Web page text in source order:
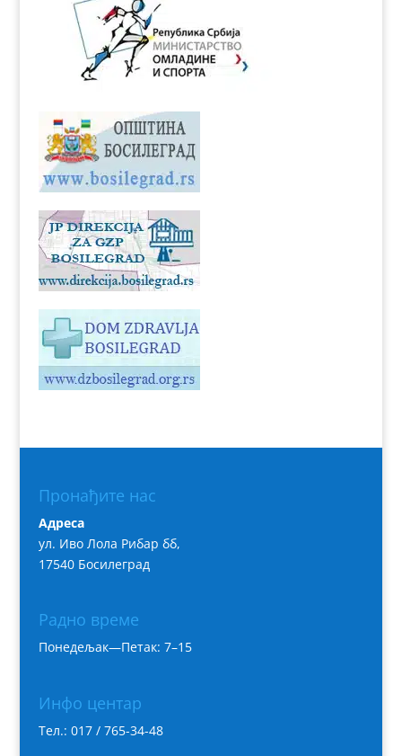
Пронађите нас
Адреса
ул. Иво Лола Рибар бб,
17540 Босилеград
Радно време
Понедељак—Петак: 7–15
Инфо центар
Тел.: 017 / 765-34-48